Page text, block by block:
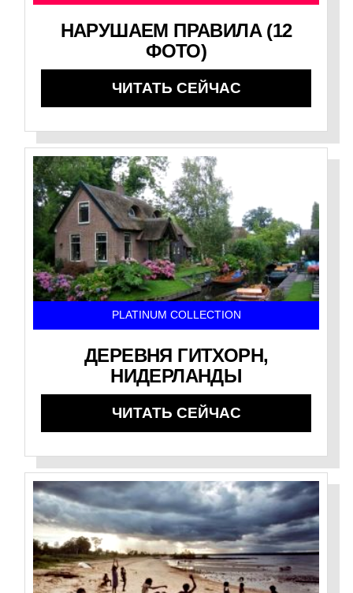
НАРУШАЕМ ПРАВИЛА (12
ФОТО)
ЧИТАТЬ СЕЙЧАС
PLATINUM COLLECTION
ДЕРЕВНЯ ГИТХОРН,
НИДЕРЛАНДЫ
ЧИТАТЬ СЕЙЧАС